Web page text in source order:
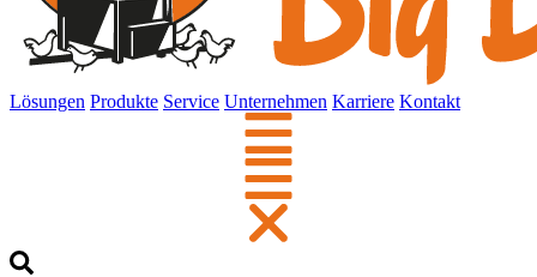
Lösungen Produkte Service Unternehmen Karriere Kontakt